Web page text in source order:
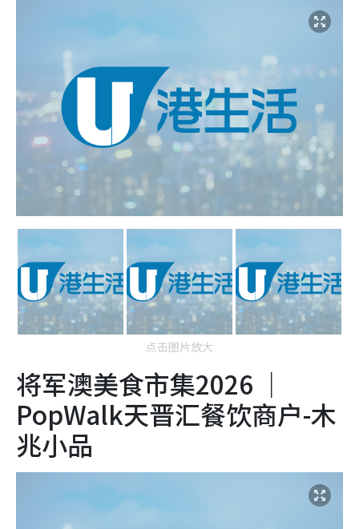
点击图片放大
将军澳美食市集2026 ｜
PopWalk天晋汇餐饮商户-木
兆小品